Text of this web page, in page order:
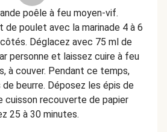
poêle à feu moyen-vif.
poulet avec la marinade 4 à 6
Déglacez avec 75 ml de
personne et laissez cuire à feu
à couver. Pendant ce temps,
beurre. Déposez les épis de
cuisson recouverte de papier
25 à 30 minutes.